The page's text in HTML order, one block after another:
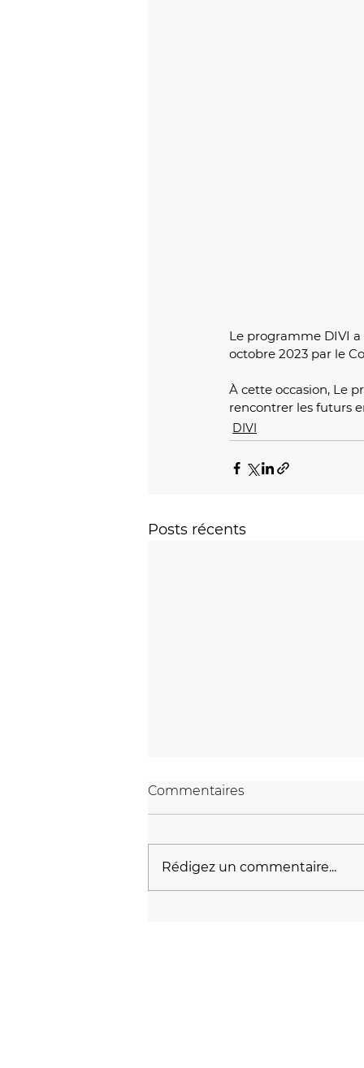
Le programme DIVI a
octobre 2023 par le
À cette occasion, Le
rencontrer les futurs
DIVI
Posts récents
Commentaires
Rédigez un commentaire...